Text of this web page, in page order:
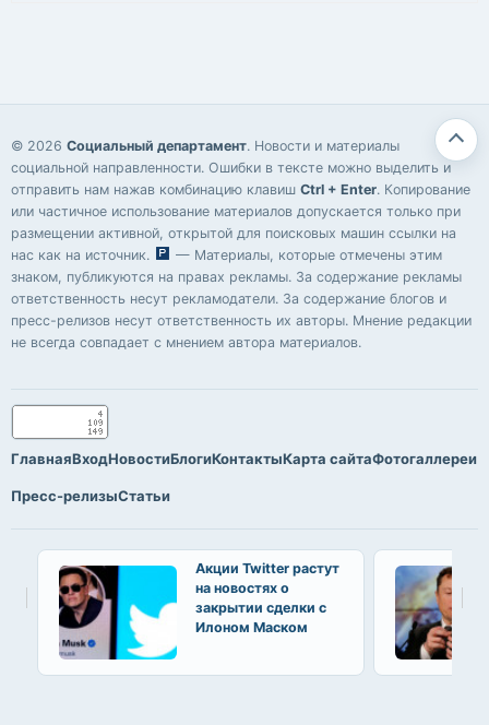
© 2026 Социальный департамент. Новости и материалы
социальной направленности. Ошибки в тексте можно выделить и
отправить нам нажав комбинацию клавиш Ctrl + Enter. Копирование
или частичное использование материалов допускается только при
размещении активной, открытой для поисковых машин ссылки на
нас как на источник.
— Материалы, которые отмечены этим
знаком, публикуются на правах рекламы. За содержание рекламы
ответственность несут рекламодатели. За содержание блогов и
пресс-релизов несут ответственность их авторы. Мнение редакции
не всегда совпадает с мнением автора материалов.
ГлавнаяВходНовостиБлогиКонтактыКарта сайтаФотогаллереи
Пресс-релизыСтатьи
Акции Twitter растут
на новостях о
закрытии сделки с
Илоном Маском